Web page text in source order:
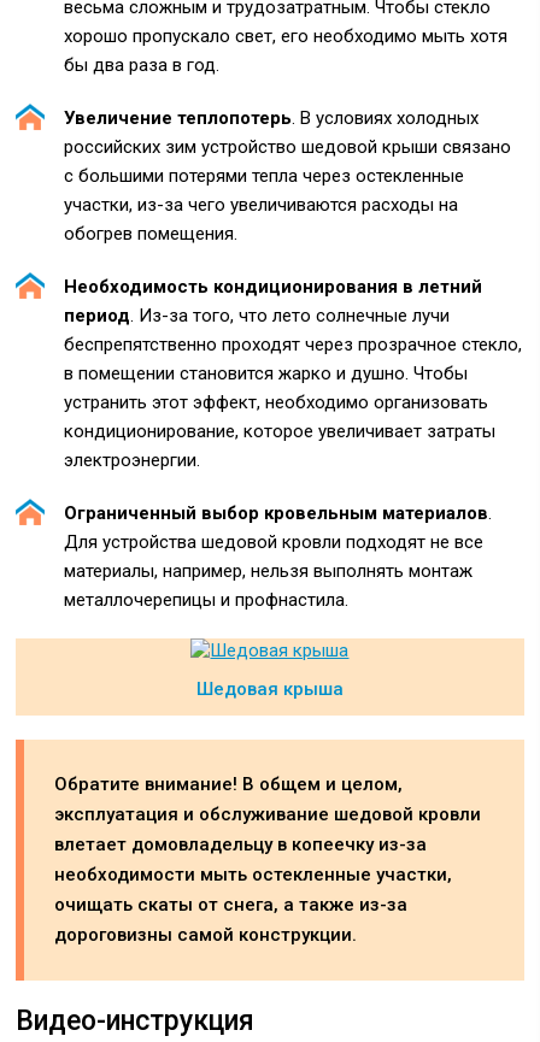
весьма сложным и трудозатратным. Чтобы стекло
хорошо пропускало свет, его необходимо мыть хотя
бы два раза в год.
Увеличение теплопотерь. В условиях холодных
российских зим устройство шедовой крыши связано
с большими потерями тепла через остекленные
участки, из-за чего увеличиваются расходы на
обогрев помещения.
Необходимость кондиционирования в летний
период. Из-за того, что лето солнечные лучи
беспрепятственно проходят через прозрачное стекло,
в помещении становится жарко и душно. Чтобы
устранить этот эффект, необходимо организовать
кондиционирование, которое увеличивает затраты
электроэнергии.
Ограниченный выбор кровельным материалов.
Для устройства шедовой кровли подходят не все
материалы, например, нельзя выполнять монтаж
металлочерепицы и профнастила.
Шедовая крыша
Обратите внимание! В общем и целом,
эксплуатация и обслуживание шедовой кровли
влетает домовладельцу в копеечку из-за
необходимости мыть остекленные участки,
очищать скаты от снега, а также из-за
дороговизны самой конструкции.
Видео-инструкция